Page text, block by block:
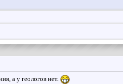
а у геологов нет.